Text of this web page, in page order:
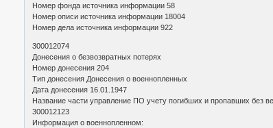
Номер фонда источника информации 58
Номер описи источника информации 18004
Номер дела источника информации 922
300012074
Донесения о безвозвратных потерях
Номер донесения 204
Тип донесения Донесения о военнопленных
Дата донесения 16.01.1947
Название части управление ПО учету погибших и пропавших без
300012123
Информация о военнопленном: